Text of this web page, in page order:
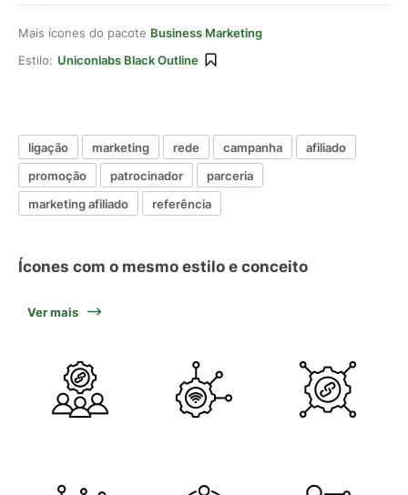
Mais ícones do pacote Business Marketing
Estilo: Uniconlabs Black Outline
ligação marketing rede campanha
afiliado
promoção
patrocinador
parceria
marketing afiliado
referência
Ícones com o mesmo estilo e conceito
Ver mais